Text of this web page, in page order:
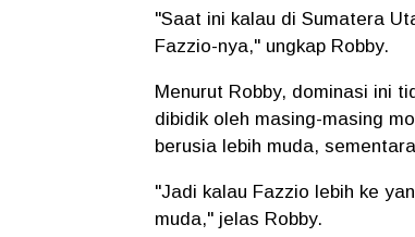
"Saat ini kalau di Sumatera
Fazzio-nya," ungkap Robby.
Menurut Robby, dominasi ini
dibidik oleh masing-masing
berusia lebih muda,
"Jadi kalau Fazzio lebih ke
muda," jelas Robby.